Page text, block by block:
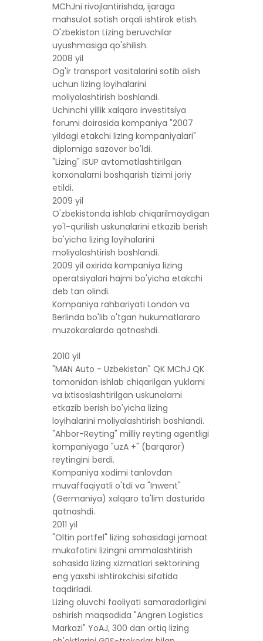
MChJni rivojlantirishda, ijaraga
mahsulot sotish orqali ishtirok etish.
O'zbekiston Lizing beruvchilar
uyushmasiga qo'shilish.
2008 yil
Og'ir transport vositalarini sotib olish
uchun lizing loyihalarini
moliyalashtirish boshlandi.
Uchinchi yillik xalqaro investitsiya
forumi doirasida kompaniya "2007
yildagi etakchi lizing kompaniyalari"
diplomiga sazovor bo'ldi.
"Lizing" ISUP avtomatlashtirilgan
korxonalarni boshqarish tizimi joriy
etildi.
2009 yil
O'zbekistonda ishlab chiqarilmaydigan
yo'l-qurilish uskunalarini etkazib berish
bo'yicha lizing loyihalarini
moliyalashtirish boshlandi.
2009 yil oxirida kompaniya lizing
operatsiyalari hajmi bo'yicha etakchi
deb tan olindi.
Kompaniya rahbariyati London va
Berlinda bo'lib o'tgan hukumatlararo
muzokaralarda qatnashdi.
2010 yil
"MAN Auto - Uzbekistan" QK MChJ QK
tomonidan ishlab chiqarilgan yuklarni
va ixtisoslashtirilgan uskunalarni
etkazib berish bo'yicha lizing
loyihalarini moliyalashtirish boshlandi.
"Ahbor-Reyting" milliy reyting agentligi
kompaniyaga "uzA +" (barqaror)
reytingini berdi.
Kompaniya xodimi tanlovdan
muvaffaqiyatli o'tdi va "Inwent"
(Germaniya) xalqaro ta'lim dasturida
qatnashdi.
2011 yil
"Oltin portfel" lizing sohasidagi jamoat
mukofotini lizingni ommalashtirish
sohasida lizing xizmatlari sektorining
eng yaxshi ishtirokchisi sifatida
taqdirladi.
Lizing oluvchi faoliyati samaradorligini
oshirish maqsadida "Angren Logistics
Markazi" YoAJ, 300 dan ortiq lizing